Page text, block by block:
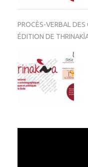
PROCÈS-VERBAL
ÉDITION DE